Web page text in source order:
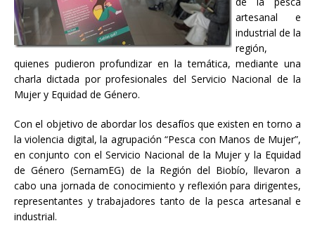
artesanal e
industrial de la
región,
quienes pudieron profundizar en la temática, mediante una
charla dictada por profesionales del Servicio Nacional de la
Mujer y Equidad de Género.
Con el objetivo de abordar los desafíos que existen en torno a
la violencia digital, la agrupación “Pesca con Manos de Mujer”,
en conjunto con el Servicio Nacional de la Mujer y la Equidad
de Género (SernamEG) de la Región del Biobío, llevaron a
cabo una jornada de conocimiento y reflexión para dirigentes,
representantes y trabajadores tanto de la pesca artesanal e
industrial.